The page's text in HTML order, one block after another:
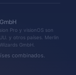
Pro y visionOS son
y otros países. Merlin
GmbH.
combinados.